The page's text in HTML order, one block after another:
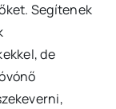
Segítenek
de